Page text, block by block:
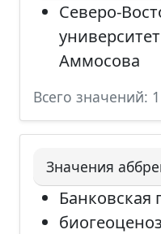
Северо-
Аммосова
Всего значений: 1
Значения
Банковская
биогеоценоз